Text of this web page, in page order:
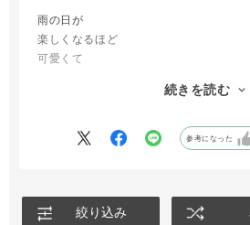
雨の日が
楽しくなるほど
可愛くて
色違いも欲しいくらい
続きを読む
参考になった
絞り込み